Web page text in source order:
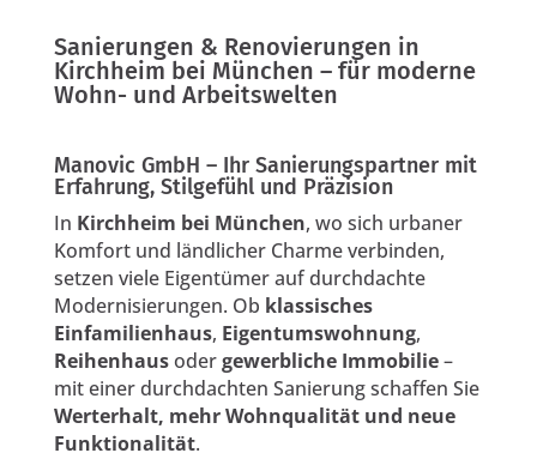
Sanierungen & Renovierungen in
Kirchheim bei München – für moderne
Wohn- und Arbeitswelten
Manovic GmbH – Ihr Sanierungspartner mit
Erfahrung, Stilgefühl und Präzision
In Kirchheim bei München, wo sich urbaner
Komfort und ländlicher Charme verbinden,
setzen viele Eigentümer auf durchdachte
Modernisierungen. Ob klassisches
Einfamilienhaus, Eigentumswohnung,
Reihenhausodergewerbliche Immobilie–
mit einer durchdachten Sanierung schaffen Sie
Werterhalt, mehr Wohnqualität und neue
Funktionalität.